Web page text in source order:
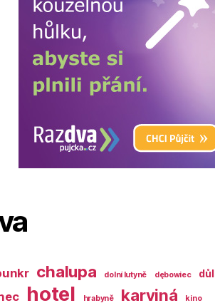
chalupa dolní lutyně dębowiec důl
hotel hrabyně karviná kino